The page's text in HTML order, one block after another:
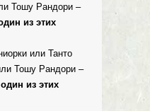
Тошу Рандори –
из этих
или Танто
Тошу Рандори –
из этих